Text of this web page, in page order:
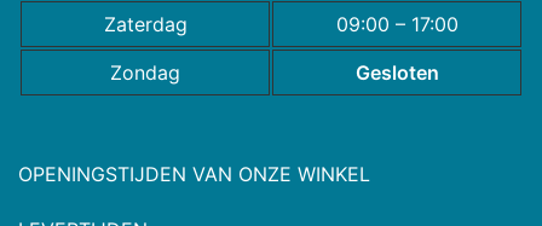
Zaterdag
09:00 – 17:00
Zondag
Gesloten
OPENINGSTIJDEN VAN ONZE WINKEL